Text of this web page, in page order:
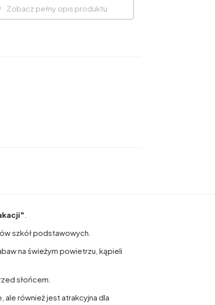
Zobacz pełny opis produktu
szkół podstawowych.
na świeżym powietrzu, kąpieli
słońcem.
również jest atrakcyjna dla